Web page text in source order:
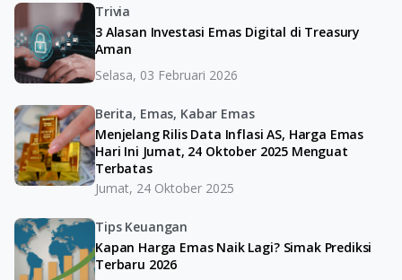
Trivia
3 Alasan Investasi Emas Digital di Treasury
Aman
Selasa, 03 Februari 2026
Berita, Emas, Kabar Emas
Menjelang Rilis Data Inflasi AS, Harga Emas
Hari Ini Jumat, 24 Oktober 2025 Menguat
Terbatas
Jumat, 24 Oktober 2025
Tips Keuangan
Kapan Harga Emas Naik Lagi? Simak Prediksi
Terbaru 2026